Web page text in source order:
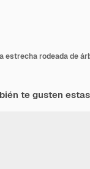
te gusten